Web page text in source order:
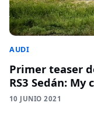
AUDI
Primer teaser
RS3 Sedán:
10 JUNIO 2021